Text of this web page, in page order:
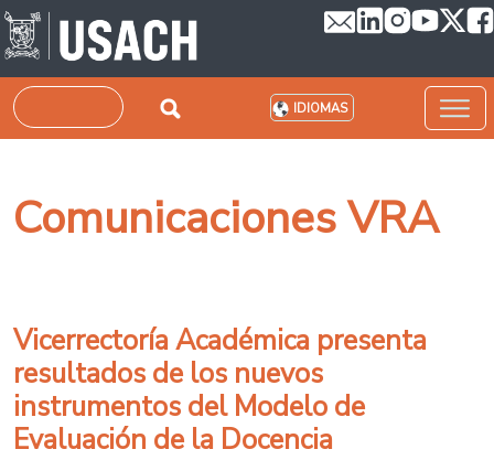
Pasar al contenido principal
Buscar IDIOMAS
Comunicaciones VRA
Vicerrectoría Académica presenta
resultados de los nuevos
instrumentos del Modelo de
Evaluación de la Docencia